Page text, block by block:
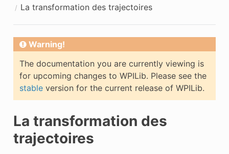
La transformation des trajectoires
Warning!
The documentation you are currently viewing is
for upcoming changes to WPILib. Please see the
stableversion for the current release of WPILib.
La transformation des
trajectoires